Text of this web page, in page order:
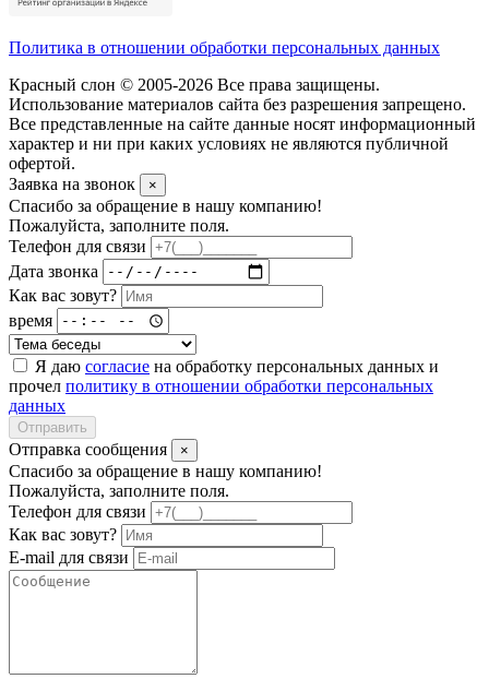
Политика в отношении обработки персональных данных
Красный слон © 2005-2026 Все права защищены.
Использование материалов сайта без разрешения запрещено.
Все представленные на сайте данные носят информационный
характер и ни при каких условиях не являются публичной
офертой.
Заявка на звонок
×
Спасибо за обращение в нашу компанию!
Пожалуйста, заполните поля.
Телефон для связи
Дата звонка
Как вас зовут?
время
Я даю согласие на обработку персональных данных и
прочел политику в отношении обработки персональных
данных
Отправить
Отправка сообщения ×
Спасибо за обращение в нашу компанию!
Пожалуйста, заполните поля.
Телефон для связи
Как вас зовут?
E-mail для связи